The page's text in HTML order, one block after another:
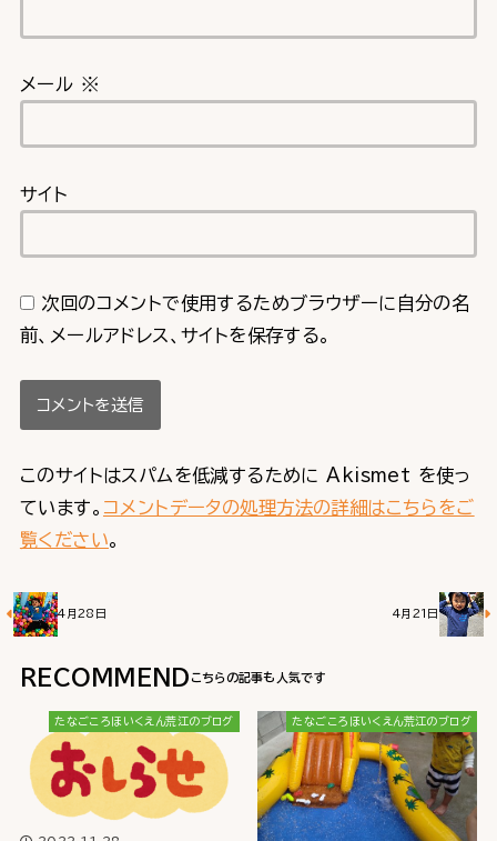
メール ※
サイト
次回のコメントで使用するためブラウザーに自分の名
前、メールアドレス、サイトを保存する。
このサイトはスパムを低減するために Akismet を使っ
ています。 コメントデータの処理方法の詳細はこちらをご
覧ください。
4月28日 4月21日
RECOMMEND
たなごころほいくえん荒江のブログ たなごころほいくえん荒江のブログ